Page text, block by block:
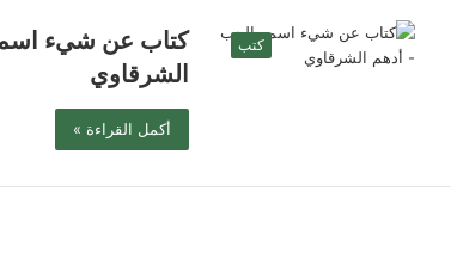
كتب
كتاب عن شيء
الشرقاوي
أكمل القراءة »